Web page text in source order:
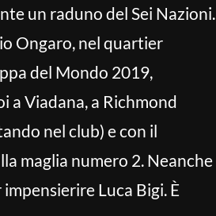
un raduno del Sei Nazioni.
Ongaro, nel quartier
del Mondo 2019,
a Viadana, a Richmond
nel club) e con il
maglia numero 2. Neanche
Luca Bigi. È